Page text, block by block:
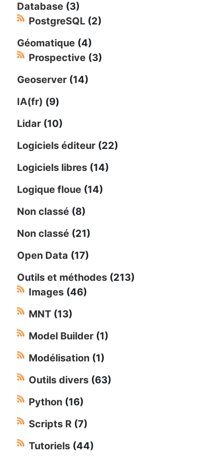
Database (3)
PostgreSQL (2)
Géomatique (4)
Prospective (3)
Geoserver (14)
IA(fr) (9)
Lidar (10)
Logiciels éditeur (22)
Logiciels libres (14)
Logique floue (14)
Non classé (8)
Non classé (21)
Open Data (17)
Outils et méthodes (213)
Images (46)
MNT (13)
Model Builder (1)
Modélisation (1)
Outils divers (63)
Python (16)
Scripts R (7)
Tutoriels (44)